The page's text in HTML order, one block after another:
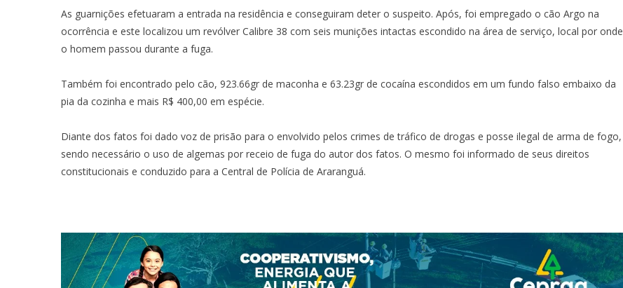
As guarnições efetuaram a entrada na residência e conseguiram deter o suspeito. Após, foi empregado o cão Argo na
ocorrência e este localizou um revólver Calibre 38 com seis munições intactas escondido na área de serviço, local por onde
o homem passou durante a fuga.
Também foi encontrado pelo cão, 923.66gr de maconha e 63.23gr de cocaína escondidos em um fundo falso embaixo da
pia da cozinha e mais R$ 400,00 em espécie.
Diante dos fatos foi dado voz de prisão para o envolvido pelos crimes de tráfico de drogas e posse ilegal de arma de fogo,
sendo necessário o uso de algemas por receio de fuga do autor dos fatos. O mesmo foi informado de seus direitos
constitucionais e conduzido para a Central de Polícia de Araranguá.